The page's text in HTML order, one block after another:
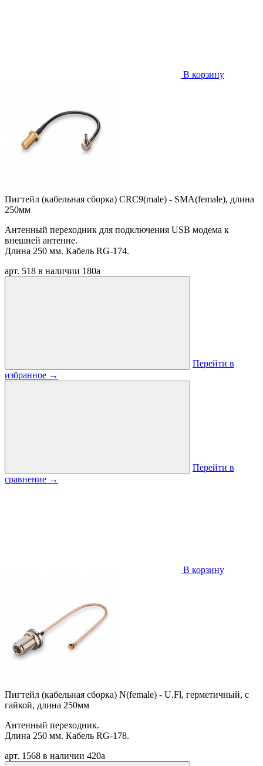
В корзину
Пигтейл (кабельная сборка) CRC9(male) - SMA(female), длина
250мм
Антенный переходник для подключения USB модема к
внешней антенне.
Длина 250 мм. Кабель RG-174.
арт. 518 в наличии 180a
Перейти в
избранное →
Перейти в
сравнение →
В корзину
Пигтейл (кабельная сборка) N(female) - U.Fl, герметичный, с
гайкой, длина 250мм
Антенный переходник.
Длина 250 мм. Кабель RG-178.
арт. 1568 в наличии 420a